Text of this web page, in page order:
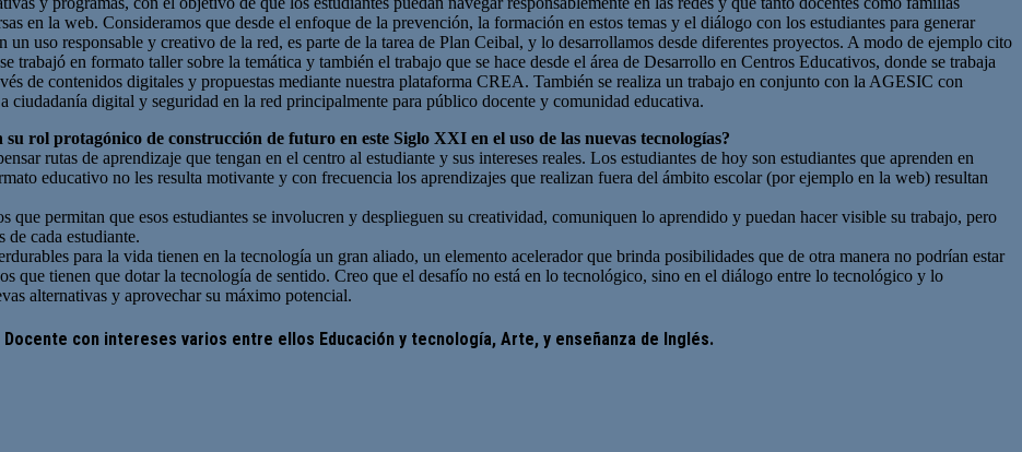
en la web. Consideramos que desde el enfoque de la prevención, la formación en estos temas y el diálogo con los estudiantes para generar
uso responsable y creativo de la red, es parte de la tarea de Plan Ceibal, y lo desarrollamos desde diferentes proyectos. A modo de ejemplo cito
trabajó en formato taller sobre la temática y también el trabajo que se hace desde el área de Desarrollo en Centros Educativos, donde se trabaja
de contenidos digitales y propuestas mediante nuestra plataforma CREA. También se realiza un trabajo en conjunto con la AGESIC con
ciudadanía digital y seguridad en la red principalmente para público docente y comunidad educativa.
rol protagónico de construcción de futuro en este Siglo XXI en el uso de las nuevas tecnologías?
rutas de aprendizaje que tengan en el centro al estudiante y sus intereses reales. Los estudiantes de hoy son estudiantes que aprenden en
educativo no les resulta motivante y con frecuencia los aprendizajes que realizan fuera del ámbito escolar (por ejemplo en la web) resultan
que permitan que esos estudiantes se involucren y desplieguen su creatividad, comuniquen lo aprendido y puedan hacer visible su trabajo, pero
de cada estudiante.
para la vida tienen en la tecnología un gran aliado, un elemento acelerador que brinda posibilidades que de otra manera no podrían estar
que tienen que dotar la tecnología de sentido. Creo que el desafío no está en lo tecnológico, sino en el diálogo entre lo tecnológico y lo
alternativas y aprovechar su máximo potencial.
Docente con intereses varios entre ellos Educación y tecnología, Arte, y enseñanza de Inglés.